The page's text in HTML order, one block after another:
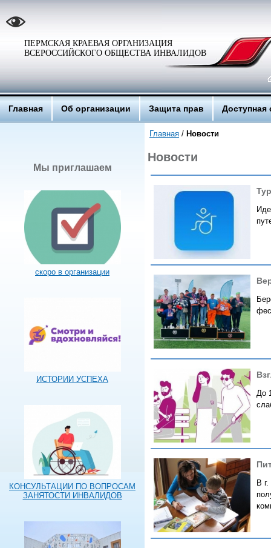
ПЕРМСКАЯ КРАЕВАЯ ОРГАНИЗАЦИЯ
ВСЕРОССИЙСКОГО ОБЩЕСТВА ИНВАЛИДОВ
Главная Об организации Защита прав Доступная
Мы приглашаем
скоро в организации
ИСТОРИИ УСПЕХА
КОНСУЛЬТАЦИИ ПО ВОПРОСАМ
ЗАНЯТОСТИ ИНВАЛИДОВ
Главная / Новости
Новости
​До
В